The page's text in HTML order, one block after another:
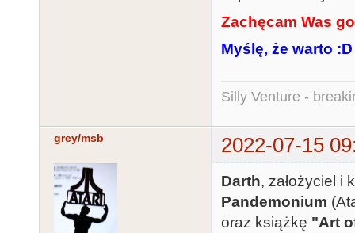
Zachęcam Was
Myślę, że warto :D
Silly Venture -
grey/msb 2022-07-15
Darth, założyciel i
Pandemonium
oraz książkę "Art